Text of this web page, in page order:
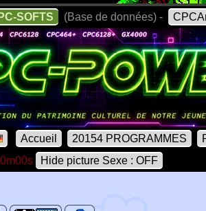
SOFTS (Base de données) -
Accueil 20154 PROGRAMMES
Hide picture Sexe : OFF